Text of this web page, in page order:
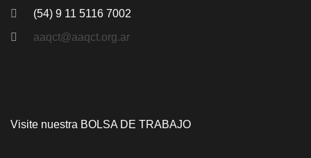
(54) 9 11 5116 7002
aaqct@aaqct.org.ar
Visite nuestra BOLSA DE TRABAJO